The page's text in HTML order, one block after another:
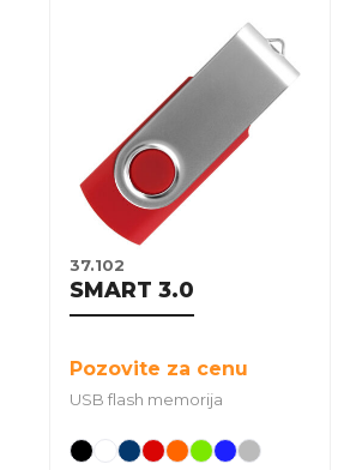
37.102
SMART 3.0
Pozovite za cenu
USB flash memorija